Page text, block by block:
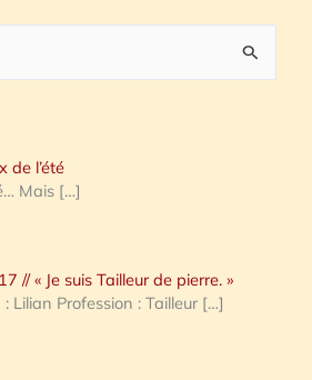
de l’été
Mais […]
// « Je suis Tailleur de pierre. »
: Lilian Profession : Tailleur […]